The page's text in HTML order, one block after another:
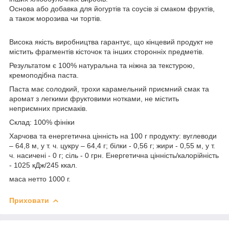
Основа або добавка для йогуртів та соусів зі смаком фруктів,
а також морозива чи тортів.
Висока якість виробництва гарантує, що кінцевий продукт не
містить фрагментів кісточок та інших сторонніх предметів.
Результатом є 100% натуральна та ніжна за текстурою,
кремоподібна паста.
Паста має солодкий, трохи карамельний приємний смак та
аромат з легкими фруктовими нотками, не містить
неприємних присмаків.
Склад: 100% фініки
Харчова та енергетична цінність на 100 г продукту: вуглеводи
– 64,8 м, у т. ч. цукру – 64,4 г; білки - 0,56 г; жири - 0,55 м, у т.
ч. насичені - 0 г; сіль - 0 грн. Енергетична цінність/калорійність
- 1025 кДж/245 ккал.
маса нетто 1000 г.
Приховати